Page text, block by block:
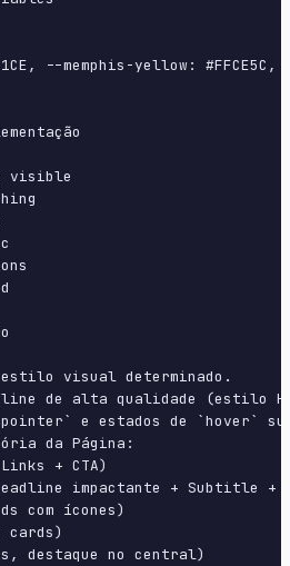
--memphis-yellow:
visible
visual determinado.
de alta qualidade (estilo
e estados de `hover`
da Página:
+ CTA)
impactante + Subtitle +
com ícones)
cards)
destaque no central)